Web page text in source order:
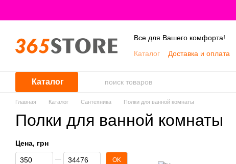
Все для Вашего комфорта!
Каталог
Доставка и оплата
Каталог
Главная Каталог Сантехника Полки для ванной комнаты
Полки для ванной комнаты
Цена, грн
От Цена, грн
До Цена, грн OK